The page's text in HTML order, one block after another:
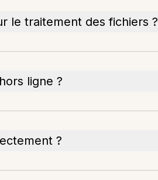
le traitement des fichiers ?
ligne ?
?